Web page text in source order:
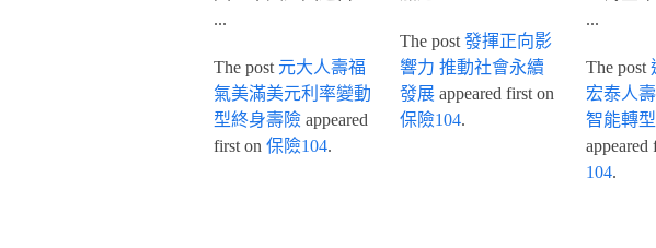
...
The post 元大人壽福
氣美滿美元利率變動
型終身壽險appeared
first on 保險104.
The post 發揮正向影
響力 推動社會永續
發展appeared first on
保險104.
...
The post
宏泰人
智能轉
appeared
104.